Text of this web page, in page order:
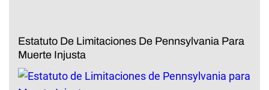
Estatuto De Limitaciones De Pennsylvania Para
Muerte Injusta